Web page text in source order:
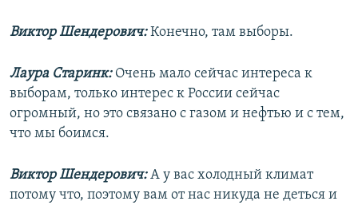
Виктор Шендерович:Конечно, там выборы.
Лаура Старинк: Очень мало сейчас интереса к
выборам, только интерес к России сейчас
огромный, но это связано с газом и нефтью и с тем,
что мы боимся.
Виктор Шендерович:А у вас холодный климат
потому что, поэтому вам от нас никуда не деться и